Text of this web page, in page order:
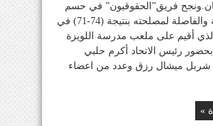
فريق”الحقوقيون” في حسم
المباراة الثالثة والفاصلة لمصلحته بنتيجة (74-71) في
الذي أقيم على ملعب مدرسة اللويزة
رئيس الاتحاد أكرم حلبي
شربل ميشال رزق وعدد من اعضاء
»